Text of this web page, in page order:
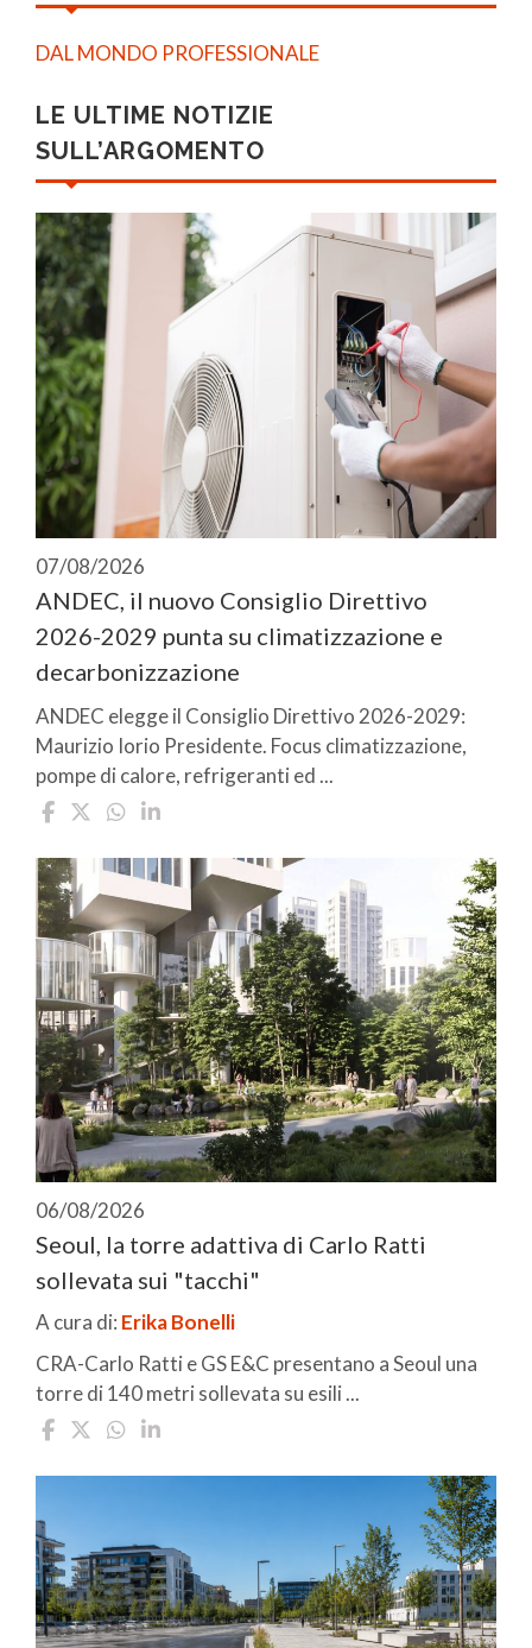
DAL MONDO PROFESSIONALE
LE ULTIME NOTIZIE
SULL’ARGOMENTO
07/08/2026
ANDEC, il nuovo Consiglio Direttivo
2026-2029 punta su climatizzazione e
decarbonizzazione
ANDEC elegge il Consiglio Direttivo 2026-2029:
Maurizio Iorio Presidente. Focus climatizzazione,
pompe di calore, refrigeranti ed ...
06/08/2026
Seoul, la torre adattiva di Carlo Ratti
sollevata sui "tacchi"
A cura di: Erika Bonelli
CRA-Carlo Ratti e GS E&C presentano a Seoul una
torre di 140 metri sollevata su esili ...